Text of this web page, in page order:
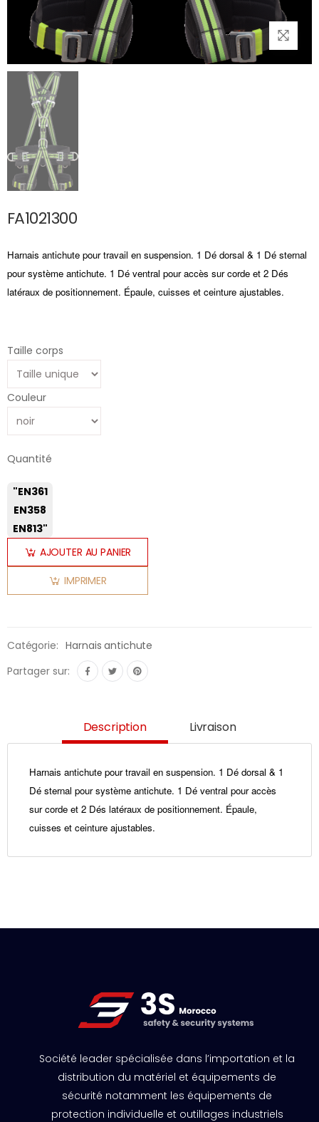
FA1021300
Harnais antichute pour travail en suspension. 1 Dé dorsal & 1 Dé sternal
pour système antichute. 1 Dé ventral pour accès sur corde et 2 Dés
latéraux de positionnement. Épaule, cuisses et ceinture ajustables.
Taille corps
Couleur
Quantité
"EN361
EN358
EN813"
AJOUTER AU PANIER
IMPRIMER
Catégorie: Harnais antichute
Partager sur:
Description Livraison
Harnais antichute pour travail en suspension. 1 Dé dorsal & 1
Dé sternal pour système antichute. 1 Dé ventral pour accès
sur corde et 2 Dés latéraux de positionnement. Épaule,
cuisses et ceinture ajustables.
Société leader spécialisée dans l’importation et la
distribution du matériel et équipements de
sécurité notamment les équipements de
protection individuelle et outillages industriels